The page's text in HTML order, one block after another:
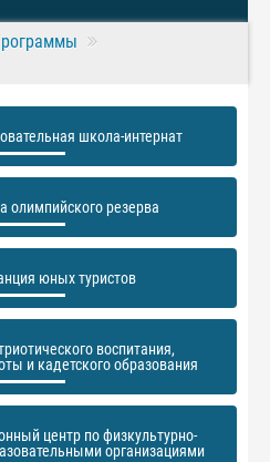
школа-интернат
олимпийского резерва
юных туристов
воспитания,
и кадетского образования
центр по физкультурно-
организациями